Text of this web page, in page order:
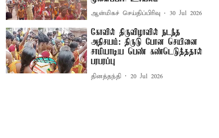
ஆன்மிகச் செய்திப்பிரிவு 30 Jul 2026
கோவில் திருவிழாவில் நடந்த
அதிசயம்: திருடு போன செயினை
சாமியாடிய பெண் கண்டெடுத்ததால்
பரபரப்பு
தினத்தந்தி 20 Jul 2026